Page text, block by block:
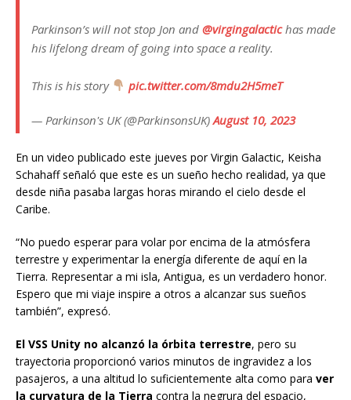
Parkinson’s will not stop Jon and @virgingalactichas made
his lifelong dream of going into space a reality.
This is his story pic.twitter.com/8mdu2H5meT
— Parkinson's UK (@ParkinsonsUK)August 10, 2023
En un video publicado este jueves por Virgin Galactic, Keisha
Schahaff señaló que este es un sueño hecho realidad, ya que
desde niña pasaba largas horas mirando el cielo desde el
Caribe.
“No puedo esperar para volar por encima de la atmósfera
terrestre y experimentar la energía diferente de aquí en la
Tierra. Representar a mi isla, Antigua, es un verdadero honor.
Espero que mi viaje inspire a otros a alcanzar sus sueños
también”, expresó.
El VSS Unity no alcanzó la órbita terrestre, pero su
trayectoria proporcionó varios minutos de ingravidez a los
pasajeros, a una altitud lo suficientemente alta como para ver
la curvatura de la Tierra contra la negrura del espacio,